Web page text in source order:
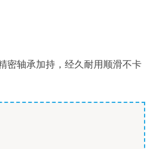
密轴承加持，经久耐用顺滑不卡